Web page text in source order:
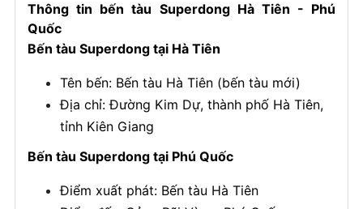
Thông tin bến tàu Superdong Hà Tiên - Phú
Quốc
Bến tàu Superdong tại Hà Tiên
Tên bến: Bến tàu Hà Tiên (bến tàu mới)
Địa chỉ: Đường Kim Dự, thành phố Hà Tiên,
tỉnh Kiên Giang
Bến tàu Superdong tại Phú Quốc
Điểm xuất phát: Bến tàu Hà Tiên